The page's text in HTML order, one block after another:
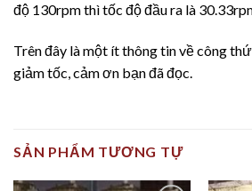
độ 130rpm thì tốc độ đầu ra là
Trên đây là một ít thông tin về công
giảm tốc, cảm ơn bạn đã đọc.
SẢN PHẨM TƯƠNG TỰ